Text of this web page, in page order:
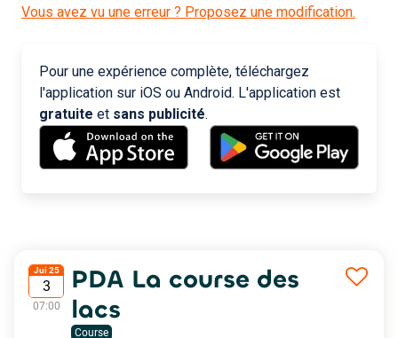
Vous avez vu une erreur ? Proposez une modification.
Pour une expérience complète, téléchargez
l'application sur iOS ou Android. L'application est
gratuite et sans publicité.